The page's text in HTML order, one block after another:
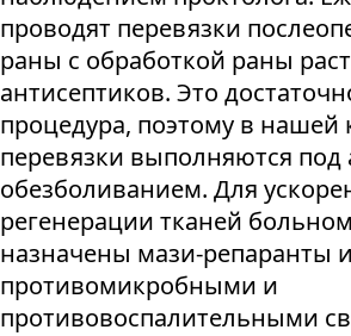
проводят перевязки
раны с обработкой раны
антисептиков. Это
процедура, поэтому в нашей
перевязки выполняются
обезболиванием. Для
регенерации тканей
назначены мази-репаранты
противомикробными и
противовоспалительными